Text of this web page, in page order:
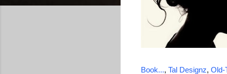
Book..., Tal Designz, Old-